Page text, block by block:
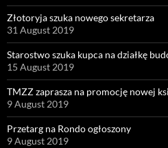
Złotoryja szuka nowego sekretarza
31 August 2019
Starostwo szuka kupca na działkę
15 August 2019
TMZZ zaprasza na promocję nowej
9 August 2019
Przetarg na Rondo ogłoszony
9 August 2019